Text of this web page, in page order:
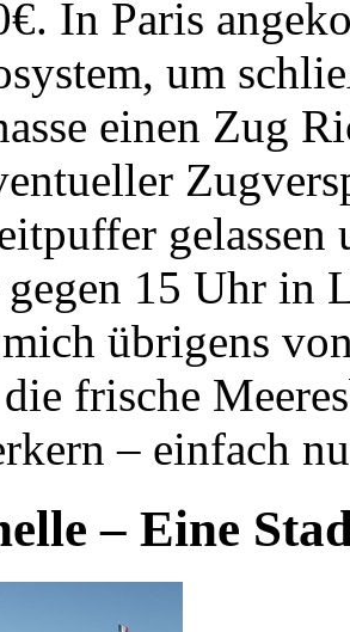
In Paris
um
einen Zug
15 Uhr in
übrigens
frische
– einfach
– Eine